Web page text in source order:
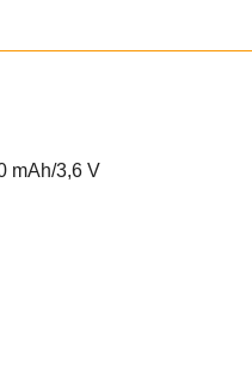
mAh/3,6 V